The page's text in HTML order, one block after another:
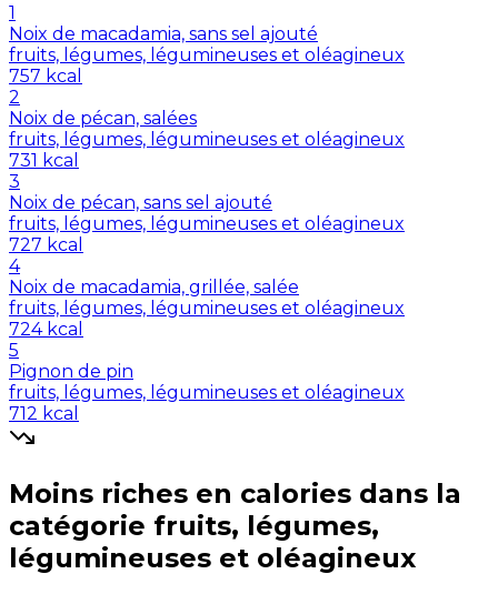
1
Noix de macadamia, sans sel ajouté
fruits, légumes, légumineuses et oléagineux
757 kcal
2
Noix de pécan, salées
fruits, légumes, légumineuses et oléagineux
731 kcal
3
Noix de pécan, sans sel ajouté
fruits, légumes, légumineuses et oléagineux
727 kcal
4
Noix de macadamia, grillée, salée
fruits, légumes, légumineuses et oléagineux
724 kcal
5
Pignon de pin
fruits, légumes, légumineuses et oléagineux
712 kcal
Moins riches en calories dans la
catégorie fruits, légumes,
légumineuses et oléagineux